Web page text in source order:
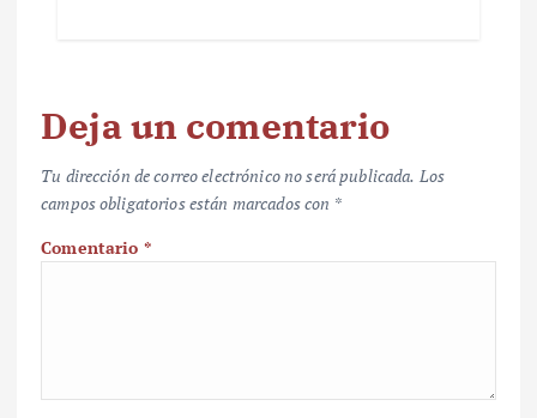
Deja un comentario
Tu dirección de correo electrónico no será publicada. Los
campos obligatorios están marcados con *
Comentario *